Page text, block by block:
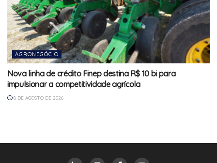
AGRONEGÓCIO
Nova linha de crédito Finep destina R$ 10 bi para
impulsionar a competitividade agrícola
8 DE AGOSTO DE 2026